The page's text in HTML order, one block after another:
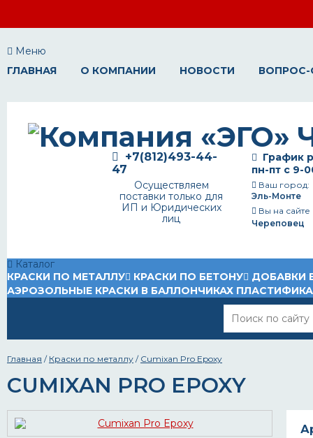
Меню
ГЛАВНАЯ
О КОМПАНИИ НОВОСТИ ВОПРОС-
График
пн-пт с 9-
Ваш город:
Эль-Монте
Вы на
Череповец
+7(812)493-44-
47
Осуществляем
поставки только для
ИП и Юридических
лиц
Каталог
КРАСКИ ПО МЕТАЛЛУ
КРАСКИ ПО БЕТОНУ
ДОБАВКИ
АЭРОЗОЛЬНЫЕ КРАСКИ В БАЛЛОНЧИКАХ
Главная / Краски по металлу / Cumixan Pro Epoxy
CUMIXAN PRO EPOXY